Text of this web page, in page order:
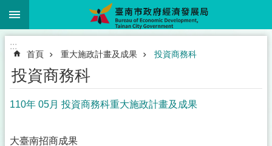
跳到主要內容區塊
:::
首頁 重大施政計畫及成果 投資商務科
投資商務科
110年 05月 投資商務科重大施政計畫及成果
大臺南招商成果